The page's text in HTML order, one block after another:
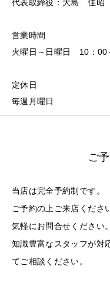
代表取締役：大島 佳昭
営業時間
火曜日～日曜日 10：00
定休日
毎週月曜日
ご
当店は完全予約制です。
ご予約の上ご来店くださ
気軽にお問合せください。
知識豊富なスタッフが対
てご相談ください。